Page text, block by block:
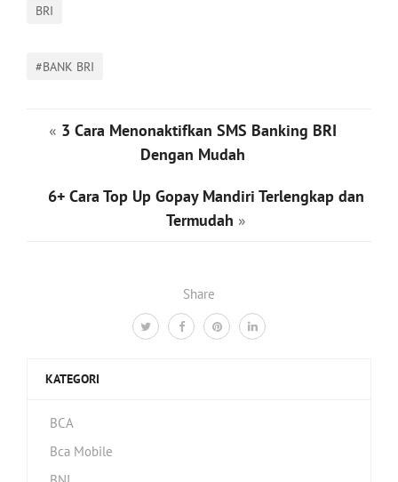
Share
BRI
#BANK BRI
« 3 Cara Menonaktifkan SMS Banking BRI
Dengan Mudah
6+ Cara Top Up Gopay Mandiri Terlengkap dan
Termudah »
KATEGORI
BCA
Bca Mobile